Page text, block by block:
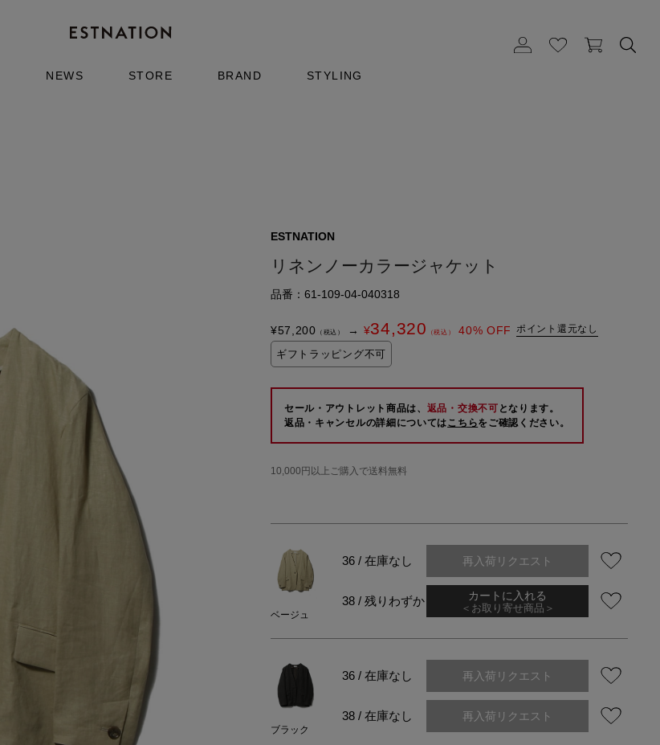
NEWS STORE BRAND STYLING
ESTNATION
リネンノーカラージャケット
品番：61-109-04-040318
¥57,200 （税込） → ¥34,320 （税込） 40% OFF ポイント還元なし
ギフトラッピング不可
セール・アウトレット商品は、 返品・交換不可 となります。
返品・キャンセルの詳細についてはこちらをご確認ください。
10,000円以上ご購入で送料無料
ベージュ
36 / 在庫なし 再入荷リクエスト
38 / 残りわずか カートに入れる
＜お取り寄せ商品＞
ブラック
36 / 在庫なし 再入荷リクエスト
38 / 在庫なし 再入荷リクエスト